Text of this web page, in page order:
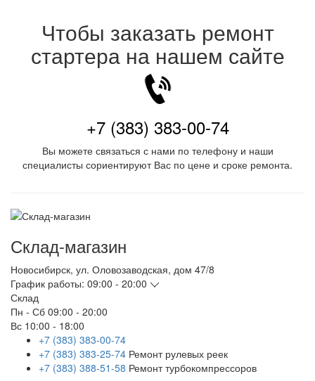
Чтобы заказать ремонт
стартера на нашем сайте
+7 (383) 383-00-74
Вы можете связаться с нами по телефону и наши
специалисты сориентируют Вас по цене и сроке ремонта.
Склад-магазин
Новосибирск, ул. Оловозаводская, дом 47/8
График работы: 09:00 - 20:00
Склад
Пн - Сб 09:00 - 20:00
Вс 10:00 - 18:00
+7 (383) 383-00-74
+7 (383) 383-25-74 Ремонт рулевых реек
+7 (383) 388-51-58 Ремонт турбокомпрессоров